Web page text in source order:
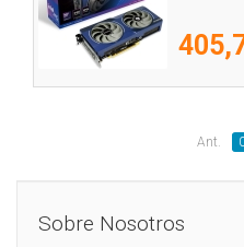
Ant.
Sobre Nosotros